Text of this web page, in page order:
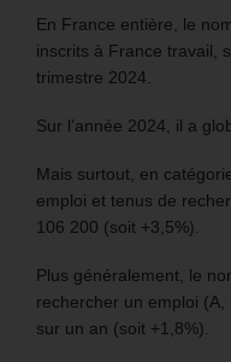
En France entière, le
inscrits à France travail,
trimestre 2024.
Sur l’année 2024, il a
Mais surtout, en
emploi et tenus de
106 200 (soit +3,5%).
Plus généralement, le
rechercher un emploi
sur un an (soit +1,8%).